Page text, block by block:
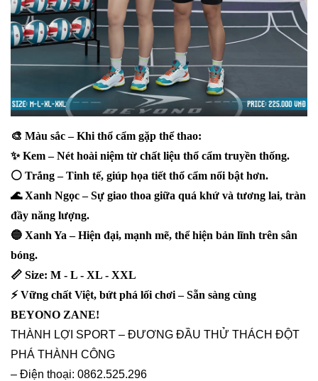
🎨 Màu sắc – Khi thổ cẩm gặp thể thao:
✨ Kem – Nét hoài niệm từ chất liệu thổ cẩm truyền thống.
⚪ Trắng – Tinh tế, giúp họa tiết thổ cẩm nổi bật hơn.
🌊 Xanh Ngọc – Sự giao thoa giữa quá khứ và tương lai, tràn
đầy năng lượng.
🔵 Xanh Ya – Hiện đại, mạnh mẽ, thể hiện bản lĩnh trên sân
bóng.
📏 Size: M - L - XL - XXL
⚡ Vững chất Việt, bứt phá lối chơi – Sẵn sàng cùng
BEYONO ZANE!
THÀNH LỢI SPORT – ĐƯƠNG ĐẦU THỬ THÁCH ĐỘT
PHÁ THÀNH CÔNG
– Điện thoại: 0862.525.296